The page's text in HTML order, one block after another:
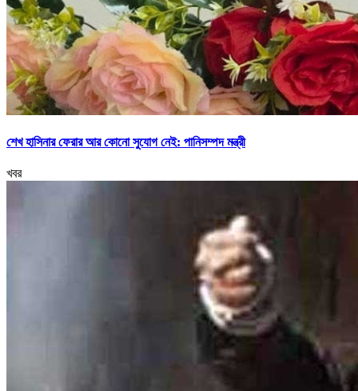
শেখ হাসিনার ফেরার আর কোনো সুযোগ নেই: পানিসম্পদ মন্ত্রী
খবর